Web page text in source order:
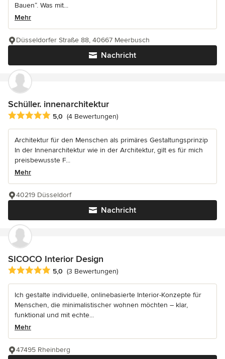
Bauen“. Was mit...
Mehr
Nachricht
Düsseldorfer Straße 88, 40667 Meerbusch
Schüller. innenarchitektur
Durchschnittliche Bewertung: 5 von 5 Sternen
5,0 (4 Bewertungen)
Architektur für den Menschen als primäres Gestaltungsprinzip
In der Innenarchitektur wie in der Architektur, gilt es für mich
preisbewusste F...
Mehr
Nachricht
40219 Düsseldorf
SICOCO Interior Design
Durchschnittliche Bewertung: 5 von 5 Sternen
5,0 (3 Bewertungen)
Ich gestalte individuelle, onlinebasierte Interior-Konzepte für
Menschen, die minimalistischer wohnen möchten – klar,
funktional und mit echte...
Mehr
47495 Rheinberg